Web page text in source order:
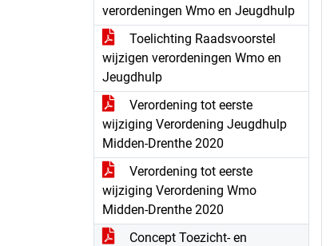
verordeningen Wmo en Jeugdhulp
Toelichting Raadsvoorstel
wijzigen verordeningen Wmo en
Jeugdhulp
Verordening tot eerste
wijziging Verordening Jeugdhulp
Midden-Drenthe 2020
Verordening tot eerste
wijziging Verordening Wmo
Midden-Drenthe 2020
Concept Toezicht- en